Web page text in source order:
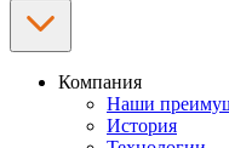
Компания
Наши
История